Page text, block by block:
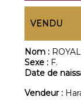
VENDU
Nom :
Sexe : F.
Date de
Vendeur :